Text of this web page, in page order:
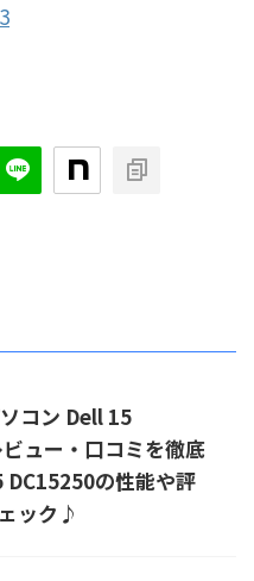
コン Dell 15
ュー・口コミを徹底
の性能や評
ック♪